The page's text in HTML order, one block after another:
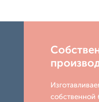
собственной